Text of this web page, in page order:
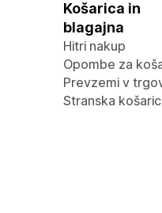
Košarica in
blagajna
Hitri nakup
Opombe za
Prevzemi v
Stranska